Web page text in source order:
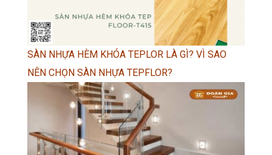
SÀN NHỰA HÈM KHÓA TEPLOR LÀ GÌ? VÌ SAO
NÊN CHỌN SÀN NHỰA TEPFLOR?